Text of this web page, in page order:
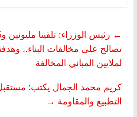
←
تصالح على مخالفات البناء..
لملايين المباني المخالفة
كريم محمد الجمال يكتب: مستقبل
التطبيع والمقاومة →